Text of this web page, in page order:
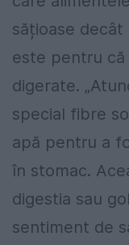
sățioase
este pentru că
digerate.
special fibre
apă pentru a
în stomac.
digestia sau
sentiment de